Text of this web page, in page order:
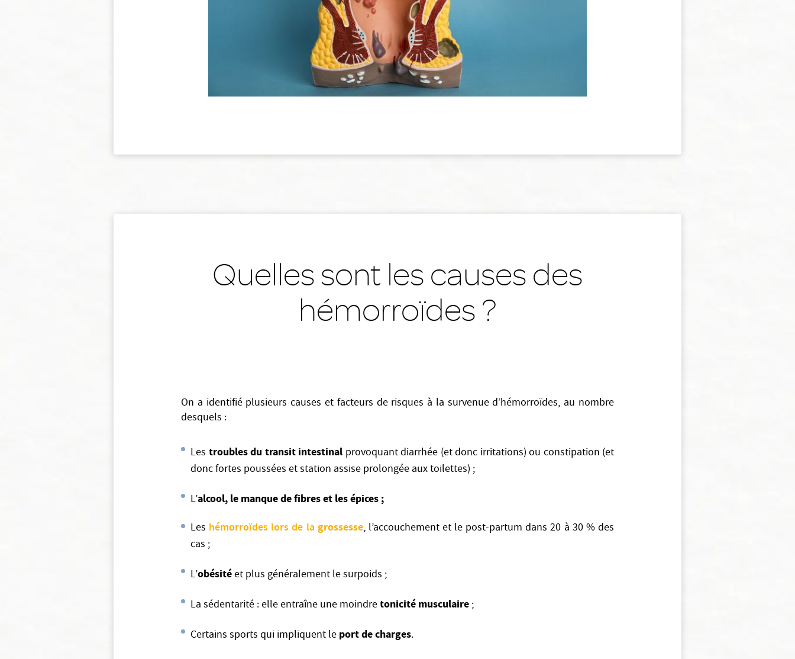
Quelles sont les causes des
hémorroïdes ?
On a identifié plusieurs causes et facteurs de risques à la survenue d’hémorroïdes, au nombre
desquels :
Les troubles du transit intestinal provoquant diarrhée (et donc irritations) ou constipation (et
donc fortes poussées et station assise prolongée aux toilettes) ;
L’alcool, le manque de fibres et les épices ;
Les hémorroïdes lors de la grossesse, l’accouchement et le post-partum dans 20 à 30 % des
cas ;
L’obésitéet plus généralement le surpoids ;
La sédentarité : elle entraîne une moindretonicité musculaire ;
Certains sports qui impliquent le port de charges.